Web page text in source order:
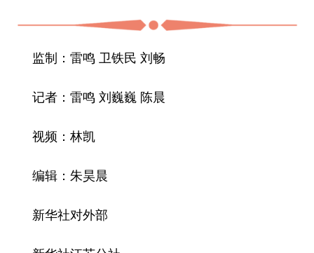
监制：雷鸣 卫铁民 刘畅
记者：雷鸣 刘巍巍 陈晨
视频：林凯
编辑：朱昊晨
新华社对外部